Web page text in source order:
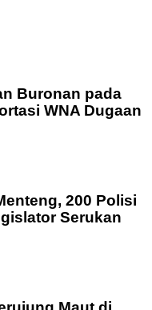
Buronan pada
WNA Dugaan
200 Polisi
Serukan